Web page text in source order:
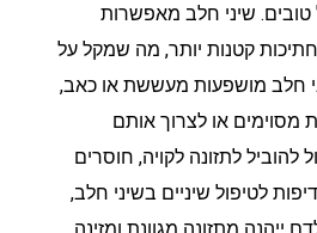
טובים. שיני חלב מאפשרות
קטנות יותר, מה שמקל על
חלב מושפעות מעששת או כאב,
מסוימים או לצרוך אותם
להוביל לתזונה לקויה, חוסרים
לטיפול שיניים בשיני חלב,
ייהנה מתזונה מגוונת ומזינה,